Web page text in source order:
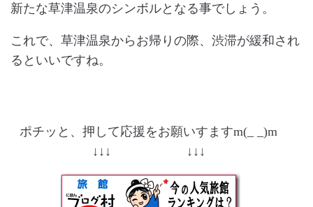
新たな草津温泉のシンボルとなる事でしょう。
これで、草津温泉からお帰りの際、渋滞が緩和され
るといいですね。
ポチッと、押して応援をお願いすますm(_ _)m
↓↓↓ ↓↓↓